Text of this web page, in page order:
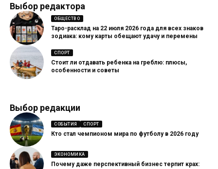
Выбор редактора
ОБЩЕСТВО
Таро-расклад на 22 июля 2026 года для всех знаков
зодиака: кому карты обещают удачу и перемены
СПОРТ
Стоит ли отдавать ребенка на греблю: плюсы,
особенности и советы
Выбор редакции
СОБЫТИЯ СПОРТ
Кто стал чемпионом мира по футболу в 2026 году
ЭКОНОМИКА
Почему даже перспективный бизнес терпит крах: